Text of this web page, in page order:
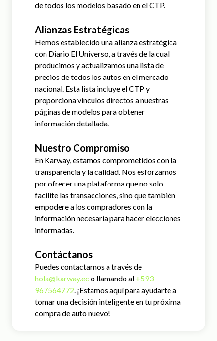
de todos los modelos basado en el CTP.
Alianzas Estratégicas
Hemos establecido una alianza estratégica
con Diario El Universo, a través de la cual
producimos y actualizamos una lista de
precios de todos los autos en el mercado
nacional. Esta lista incluye el CTP y
proporciona vínculos directos a nuestras
páginas de modelos para obtener
información detallada.
Nuestro Compromiso
En Karway, estamos comprometidos con la
transparencia y la calidad. Nos esforzamos
por ofrecer una plataforma que no solo
facilite las transacciones, sino que también
empodere a los compradores con la
información necesaria para hacer elecciones
informadas.
Contáctanos
Puedes contactarnos a través de
hola@karway.ec o llamando al +593
967564772. ¡Estamos aquí para ayudarte a
tomar una decisión inteligente en tu próxima
compra de auto nuevo!